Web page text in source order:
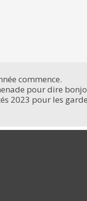
commence.
pour dire
2023 pour les